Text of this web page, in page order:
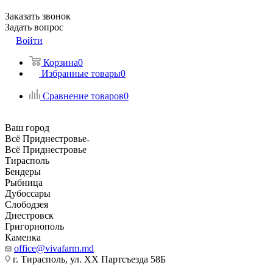
Заказать звонок
Задать вопрос
Войти
Корзина0
Избранные товары0
Сравнение товаров0
Ваш город
Всё Приднестровье
Всё Приднестровье
Тирасполь
Бендеры
Рыбница
Дубоссары
Слободзея
Днестровск
Григориополь
Каменка
office@vivafarm.md
г. Тирасполь, ул. ХХ Партсъезда 58Б